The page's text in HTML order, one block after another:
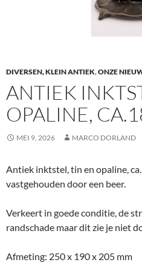
DIVERSEN, KLEIN ANTIEK,ONZE
ANTIEK
OPALINE,
MEI 9, 2026 MARCO DORLAND
Antiek inktstel, tin en opaline,
vastgehouden door een beer.
Verkeert in goede conditie, de
randschade maar dit zie je niet
Afmeting: 250 x 190 x 205 mm